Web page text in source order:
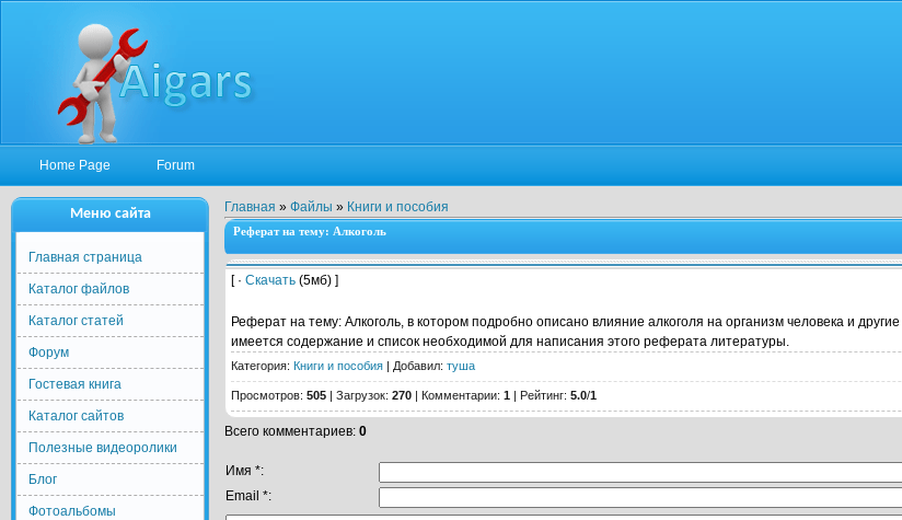
Home Page Forum
Главная » Файлы » Книги и пособия
Реферат на тему: Алкоголь
[ · Скачать (5мб) ]
Реферат на тему: Алкоголь, в котором подробно описано влияние алкоголя на организм человека и
имеется содержание и список необходимой для написания этого реферата литературы.
Категория: Книги и пособия | Добавил: туша
Просмотров: 505 | Загрузок: 270 | Комментарии: 1 | Рейтинг: 5.0/1
Всего комментариев: 0
Имя *:
Email *:
Меню сайта
Главная страница
Каталог файлов
Каталог статей
Форум
Гостевая книга
Каталог сайтов
Полезные видеоролики
Блог
Фотоальбомы